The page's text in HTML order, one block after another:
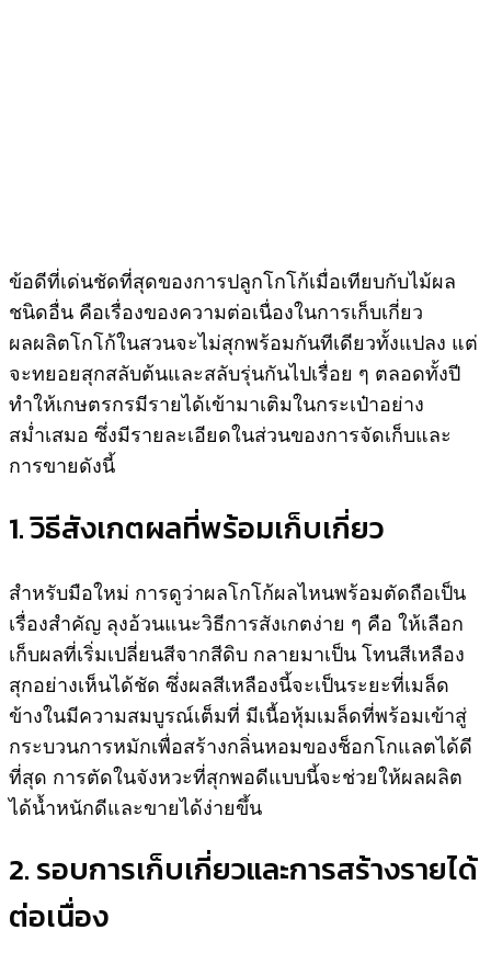
ข้อดีที่เด่นชัดที่สุดของการปลูกโกโก้เมื่อเทียบกับไม้ผล
ชนิดอื่น คือเรื่องของความต่อเนื่องในการเก็บเกี่ยว
ผลผลิตโกโก้ในสวนจะไม่สุกพร้อมกันทีเดียวทั้งแปลง แต่
จะทยอยสุกสลับต้นและสลับรุ่นกันไปเรื่อย ๆ ตลอดทั้งปี
ทำให้เกษตรกรมีรายได้เข้ามาเติมในกระเป๋าอย่าง
สม่ำเสมอ ซึ่งมีรายละเอียดในส่วนของการจัดเก็บและ
การขายดังนี้
1. วิธีสังเกตผลที่พร้อมเก็บเกี่ยว
สำหรับมือใหม่ การดูว่าผลโกโก้ผลไหนพร้อมตัดถือเป็น
เรื่องสำคัญ ลุงอ้วนแนะวิธีการสังเกตง่าย ๆ คือ ให้เลือก
เก็บผลที่เริ่มเปลี่ยนสีจากสีดิบ กลายมาเป็น โทนสีเหลือง
สุกอย่างเห็นได้ชัด ซึ่งผลสีเหลืองนี้จะเป็นระยะที่เมล็ด
ข้างในมีความสมบูรณ์เต็มที่ มีเนื้อหุ้มเมล็ดที่พร้อมเข้าสู่
กระบวนการหมักเพื่อสร้างกลิ่นหอมของช็อกโกแลตได้ดี
ที่สุด การตัดในจังหวะที่สุกพอดีแบบนี้จะช่วยให้ผลผลิต
ได้น้ำหนักดีและขายได้ง่ายขึ้น
2. รอบการเก็บเกี่ยวและการสร้างรายได้
ต่อเนื่อง